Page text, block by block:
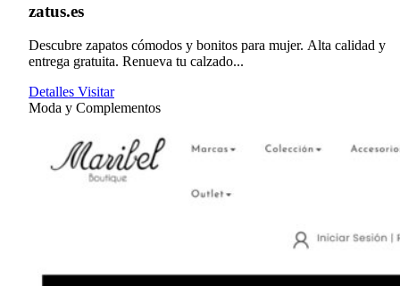
zatus.es
Descubre zapatos cómodos y bonitos para mujer. Alta calidad y
entrega gratuita. Renueva tu calzado...
Detalles Visitar
Moda y Complementos